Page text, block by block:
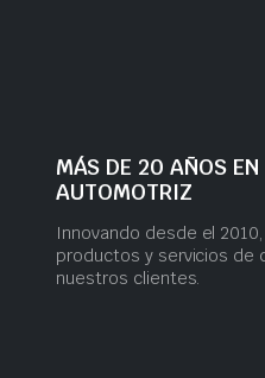
MÁS DE 20 AÑOS EN
AUTOMOTRIZ
Innovando desde el
productos y servicios de
nuestros clientes.